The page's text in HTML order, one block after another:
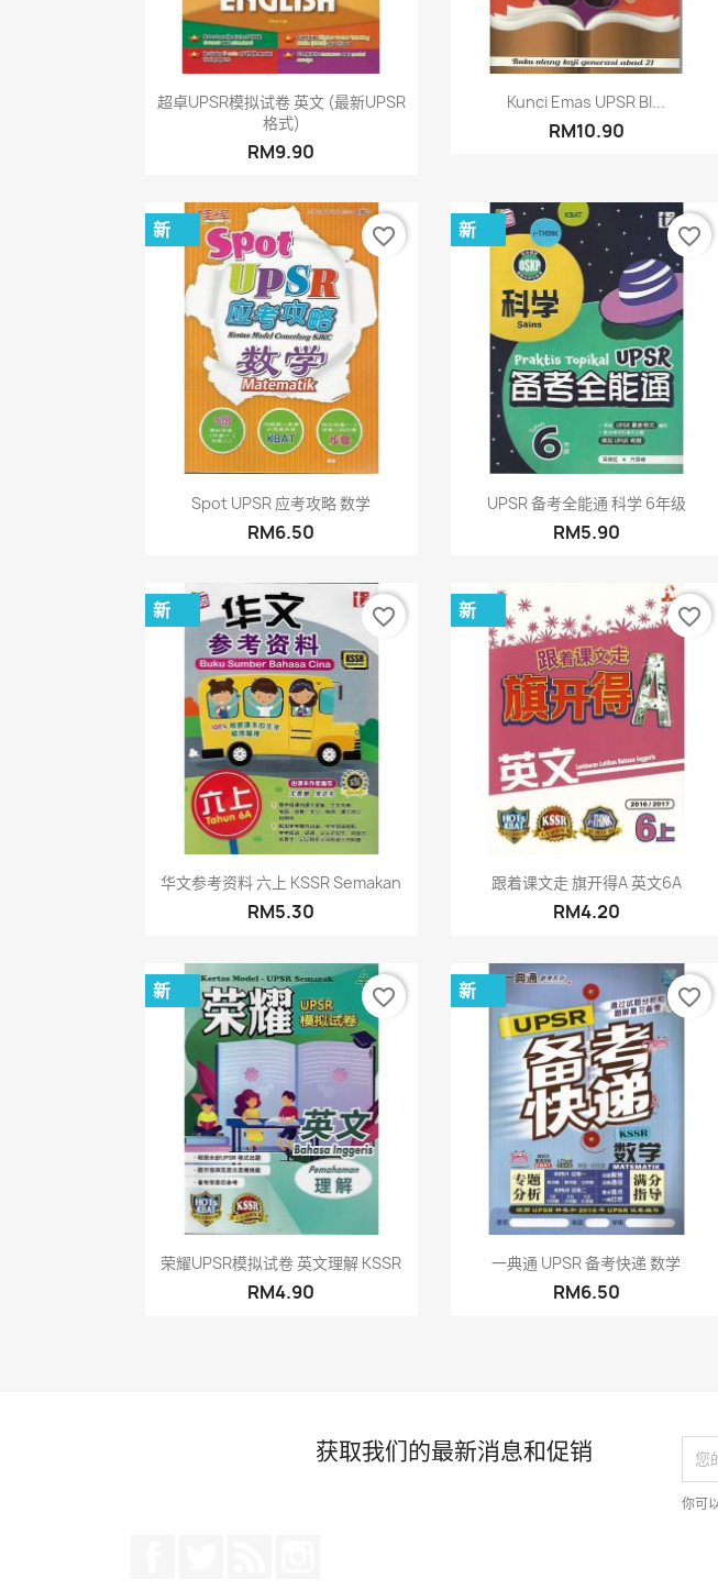
快速查看
超卓UPSR模拟试卷 英文 (最新UPSR
格式)
RM9.90
快速查看
Kunci Emas UPSR BI...
RM10.90
快速查看
Spot UPSR 应考攻略 数学
RM6.50
新 favorite_border
快速查看
UPSR 备考全能通 科学 6年级
RM5.90
新 favorite_border
快速查看
华文参考资料 六上 KSSR Semakan
RM5.30
新 favorite_border
快速查看
跟着课文走 旗开得A 英文6A
RM4.20
新 favorite_border
快速查看
荣耀UPSR模拟试卷 英文理解 KSSR
RM4.90
新 favorite_border
快速查看
一典通 UPSR 备考快递 数学
RM6.50
新 favorite_border
获取我们的最新消息和促销
你可